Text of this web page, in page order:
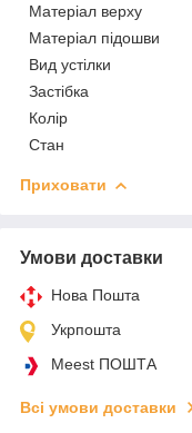
Матеріал верху
Матеріал підошви
Вид устілки
Застібка
Колір
Стан
Приховати
Умови доставки
Нова Пошта
Укрпошта
Meest ПОШТА
Всі умови доставки